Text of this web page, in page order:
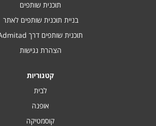
תוכנית שותפים
בניית תוכנית שותפים לאתר
תוכנית שותפים דרך Admitad
הצהרת נגישות
קטגוריות
לבית
אופנה
קוסמטיקה